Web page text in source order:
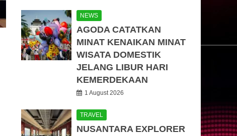
NEWS
AGODA CATATKAN
MINAT KENAIKAN MINAT
WISATA DOMESTIK
JELANG LIBUR HARI
KEMERDEKAAN
1 August 2026
TRAVEL
NUSANTARA EXPLORER